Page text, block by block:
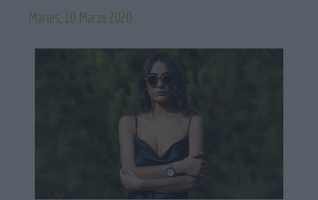
Martes, 10 Marzo 2020